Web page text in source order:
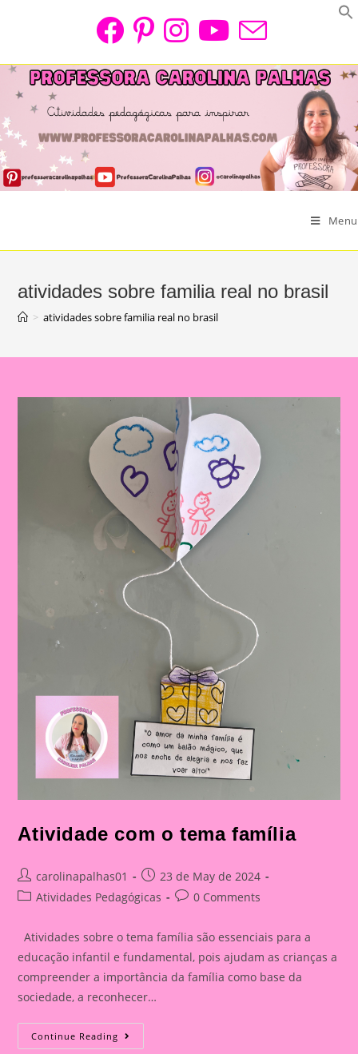
Menu
atividades sobre familia real no brasil
> atividades sobre familia real no brasil
Atividade com o tema família
Post
author:
carolinapalhas01
Post
published:
23 de May de 2024
PostAtividades Pedagógicas
Post0 Comments
Atividades sobre o tema família são essenciais para a
educação infantil e fundamental, pois ajudam as crianças a
compreender a importância da família como base da
sociedade, a reconhecer…
Continue Reading Atividade
Com